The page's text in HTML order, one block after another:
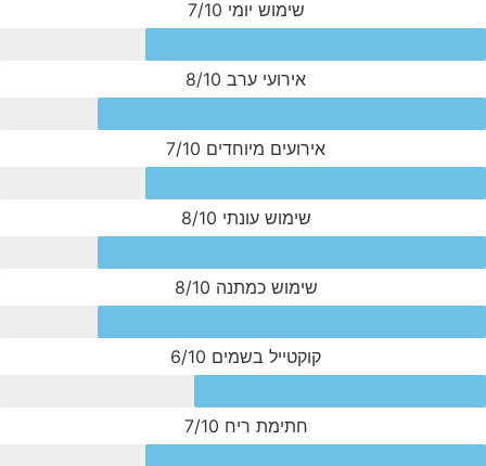
שימוש יומי7/10
אירועי ערב8/10
אירועים מיוחדים7/10
שימוש עונתי8/10
שימוש כמתנה8/10
קוקטייל בשמים6/10
חתימת ריח7/10